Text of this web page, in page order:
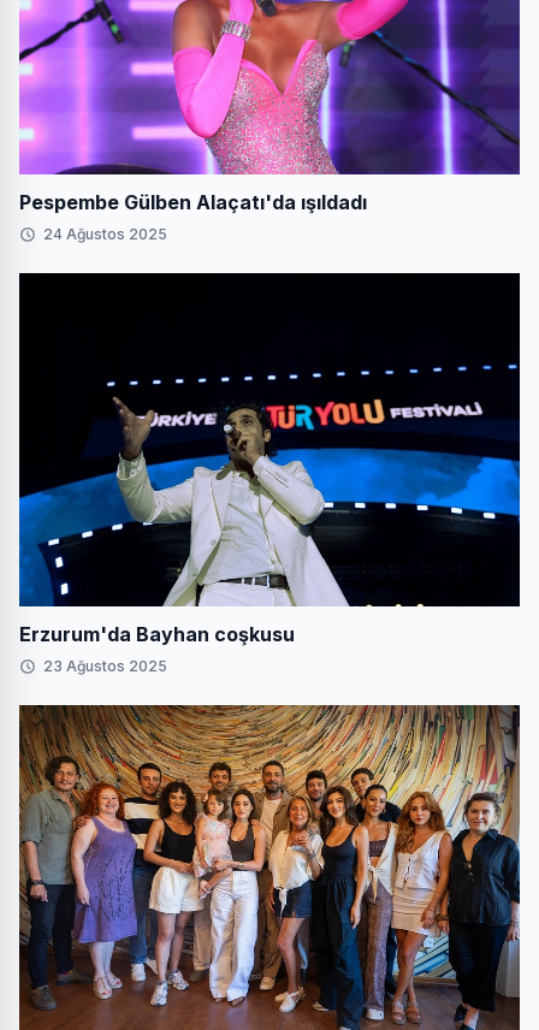
Pespembe Gülben Alaçatı'da ışıldadı
24 Ağustos 2025
Erzurum'da Bayhan coşkusu
23 Ağustos 2025